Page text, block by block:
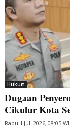
Hukum
Dugaan
Cikulur Kota
Rabu 1 Juli 2026, 08:05